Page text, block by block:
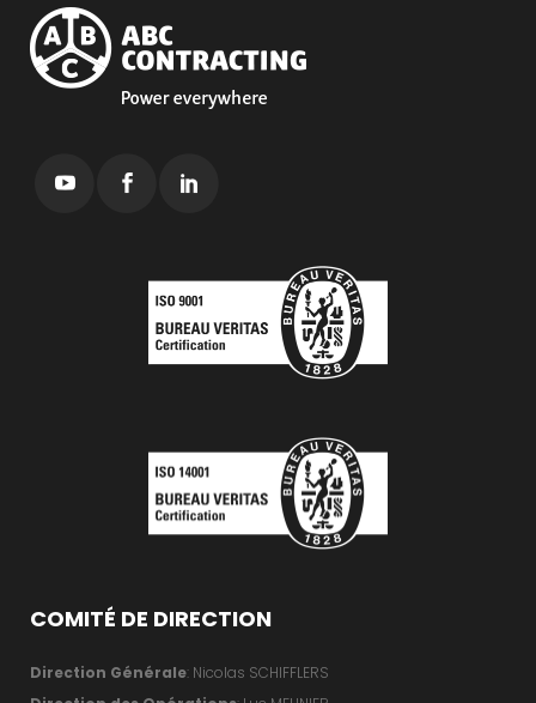
COMITÉ DE DIRECTION
Direction Générale: Nicolas SCHIFFLERS